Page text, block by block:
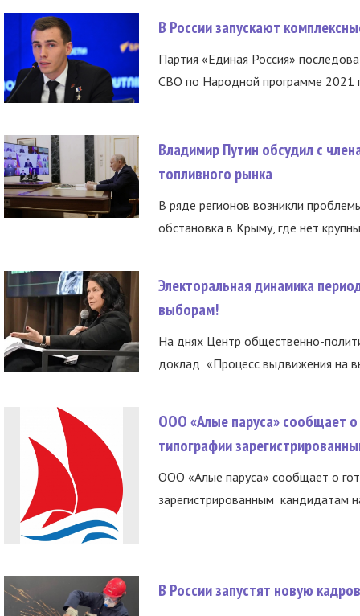
В России запускают
Партия «Единая Россия»
СВО по Народной программе 2021
Владимир Путин обсудил с
топливного рынка
В ряде регионов возникли
обстановка в Крыму, где нет
Электоральная динамика
выборам!
На днях Центр общественно-
доклад «Процесс выдвижения на
ООО «Алые паруса» сообщает о
типографии
ООО «Алые паруса» сообщает о
зарегистрированным кандидатам
В России запустят новую